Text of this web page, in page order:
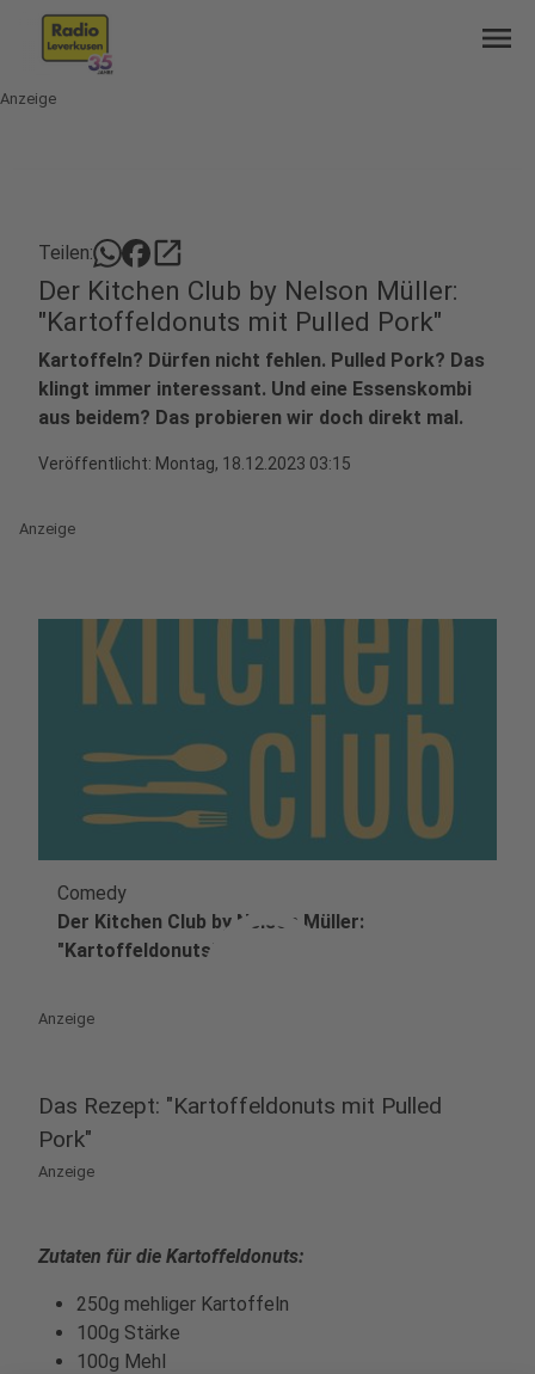
menu
Anzeige
Teilen: open_in_new
Der Kitchen Club by Nelson Müller:
"Kartoffeldonuts mit Pulled Pork"
Kartoffeln? Dürfen nicht fehlen. Pulled Pork? Das
klingt immer interessant. Und eine Essenskombi
aus beidem? Das probieren wir doch direkt mal.
Veröffentlicht: Montag, 18.12.2023 03:15
Anzeige
play_circle
Comedy
Der Kitchen Club by Nelson Müller:
"Kartoffeldonuts"
Anzeige
Das Rezept: "Kartoffeldonuts mit Pulled
Pork"
Anzeige
Zutaten für die Kartoffeldonuts:
250g mehliger Kartoffeln
100g Stärke
100g Mehl